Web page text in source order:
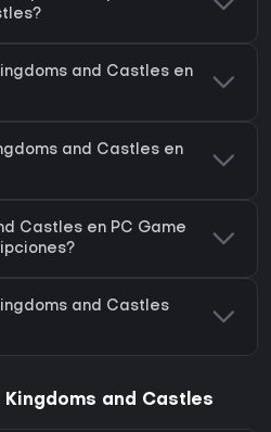
and Castles en
and Castles en
Castles en PC Game
and Castles
and Castles